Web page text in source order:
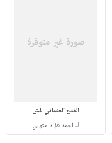
الفتح العثماني للش
لـ احمد فؤاد متولي